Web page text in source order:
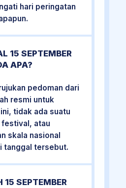
hari peringatan
15 SEPTEMBER
APA?
pedoman dari
resmi untuk
tidak ada suatu
atau
skala nasional
tanggal tersebut.
15 SEPTEMBER